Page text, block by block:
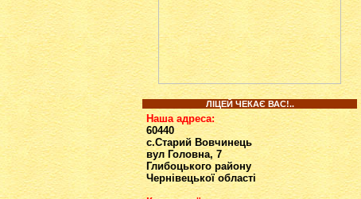
ЛІЦЕЙ ЧЕКАЄ ВАС!..
Наша адреса:
60440
с.Старий Вовчинець
вул Головна, 7
Глибоцького району
Чернівецької області